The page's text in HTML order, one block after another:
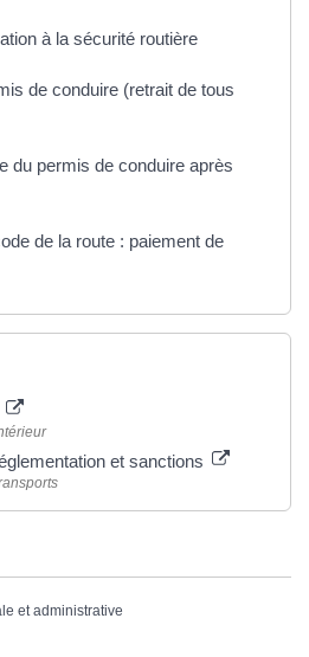
à la sécurité routière
de conduire (retrait de tous
du permis de conduire après
de la route : paiement de
et sanctions
et administrative